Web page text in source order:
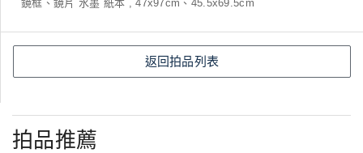
鏡框、鏡片 水墨 紙本 , 47x97cm、45.5x69.5cm
返回拍品列表
拍品推薦